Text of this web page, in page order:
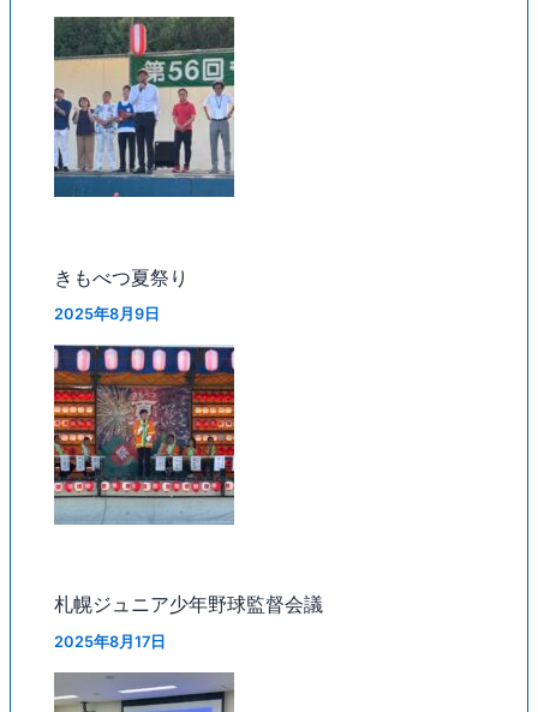
きもべつ夏祭り
2025年8月9日
札幌ジュニア少年野球監督会議
2025年8月17日